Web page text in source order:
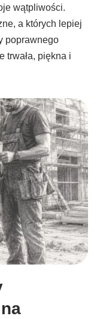
wątpliwości.
a których lepiej
poprawnego
trwała, piękna i